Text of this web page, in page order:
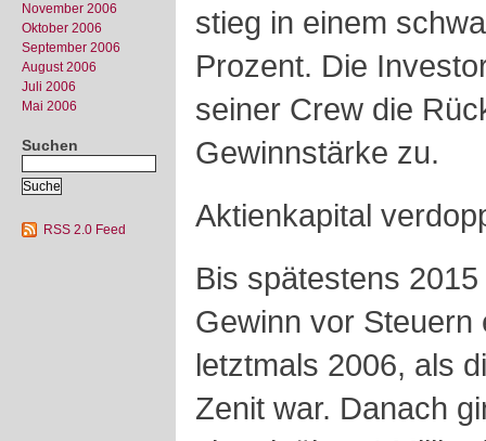
November 2006
Oktober 2006
September 2006
August 2006
Juli 2006
Mai 2006
Suchen
RSS 2.0 Feed
stieg in einem
Prozent. Die
seiner Crew die
Gewinnstärke zu.
Aktienkapital
Bis spätestens
Gewinn vor
letztmals 2006, als
Zenit war. Danach